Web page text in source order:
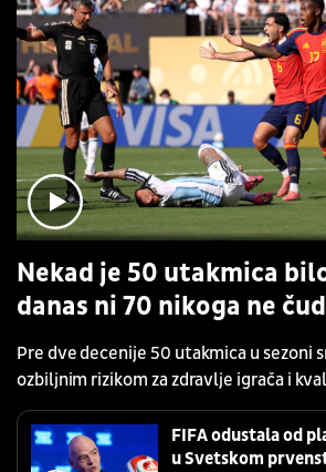
Nekad je 50 utakmica
danas ni 70 nikoga ne
Pre dve decenije 50 utakmica u sezoni
ozbiljnim rizikom za zdravlje igrača i
FIFA odustala od
u Svetskom